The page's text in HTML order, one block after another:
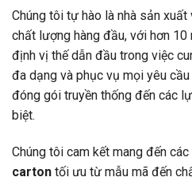
Chúng tôi tự hào là nhà sản
chất lượng hàng đầu, với hơn 10
định vị thế dẫn đầu trong việc
đa dạng và phục vụ mọi yêu
đóng gói truyền thống đến các
biệt.
Chúng tôi cam kết mang đến
carton tối ưu từ mẫu mã đến